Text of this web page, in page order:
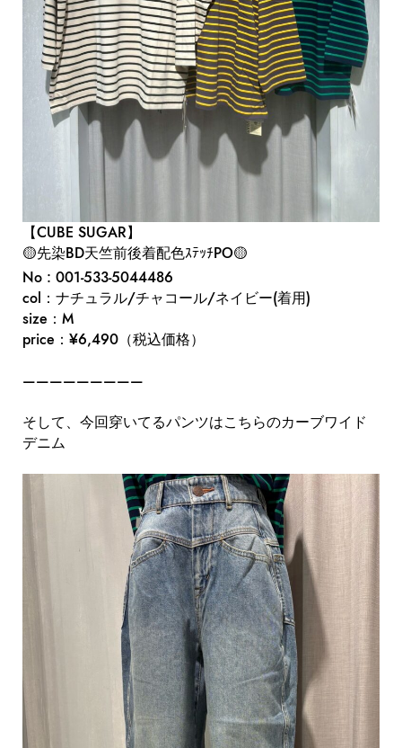
【CUBE SUGAR】
🟡先染BD天竺前後着配色ｽﾃｯﾁPO🟡
No : 001-533-5044486
col：ナチュラル/チャコール/ネイビー(着用)
size：M
price：¥6,490（税込価格）
—————————
そして、今回穿いてるパンツはこちらのカーブワイド
デニム